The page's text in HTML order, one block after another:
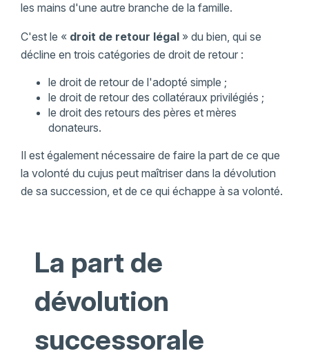
les mains d'une autre branche de la famille.
C'est le « droit de retour légal» du bien, qui se
décline en trois catégories de droit de retour :
le droit de retour de l'adopté simple ;
le droit de retour des collatéraux privilégiés ;
le droit des retours des pères et mères
donateurs.
Il est également nécessaire de faire la part de ce que
la volonté du cujus peut maîtriser dans la dévolution
de sa succession, et de ce qui échappe à sa volonté.
La part de
dévolution
successorale